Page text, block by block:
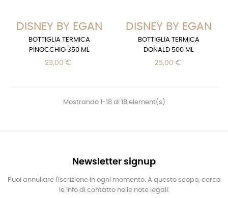
DISNEY BY EGAN
BOTTIGLIA TERMICA
PINOCCHIO 350 ML
23,00 €
DISNEY BY EGAN
BOTTIGLIA TERMICA
DONALD 500 ML
25,00 €
Mostrando 1-18 di 18 element(s)
Newsletter signup
Puoi annullare l'iscrizione in ogni momento. A questo scopo, cerca
le info di contatto nelle note legali.